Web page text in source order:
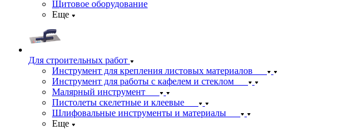
Щитовое оборудование
Еще
Для строительных работ
Инструмент для крепления листовых материалов
Инструмент для работы с кафелем и стеклом
Малярный инструмент
Пистолеты скелетные и клеевые
Шлифовальные инструменты и материалы
Еще